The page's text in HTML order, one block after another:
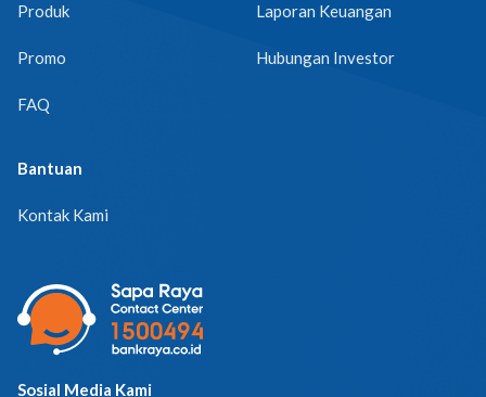
Produk
Promo
FAQ
Laporan Keuangan
Hubungan Investor
Bantuan
Kontak Kami
Sosial Media Kami